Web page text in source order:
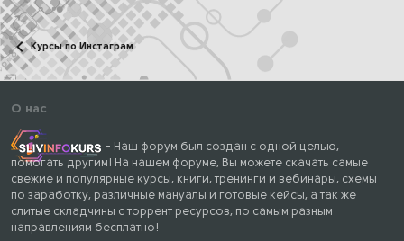
Курсы по Инстаграм
О нас
- Наш форум был создан с одной целью,
помогать другим! На нашем форуме, Вы можете скачать самые
свежие и популярные курсы, книги, тренинги и вебинары, схемы
по заработку, различные мануалы и готовые кейсы, а так же
слитые складчины с торрент ресурсов, по самым разным
направлениям бесплатно!